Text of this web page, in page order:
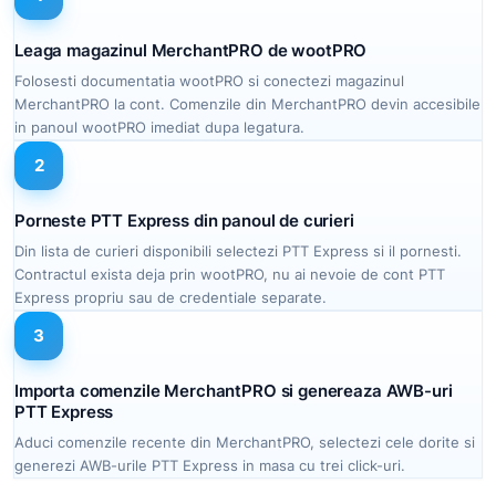
Leaga magazinul MerchantPRO de wootPRO
Folosesti documentatia wootPRO si conectezi magazinul
MerchantPRO la cont. Comenzile din MerchantPRO devin accesibile
in panoul wootPRO imediat dupa legatura.
2
Porneste PTT Express din panoul de curieri
Din lista de curieri disponibili selectezi PTT Express si il pornesti.
Contractul exista deja prin wootPRO, nu ai nevoie de cont PTT
Express propriu sau de credentiale separate.
3
Importa comenzile MerchantPRO si genereaza AWB-uri
PTT Express
Aduci comenzile recente din MerchantPRO, selectezi cele dorite si
generezi AWB-urile PTT Express in masa cu trei click-uri.